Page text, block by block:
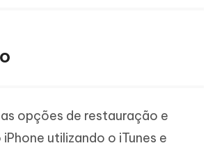
opções de restauração e
utilizando o iTunes e